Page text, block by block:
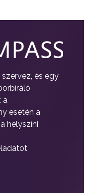
és egy
a
esetén a
helyszíni